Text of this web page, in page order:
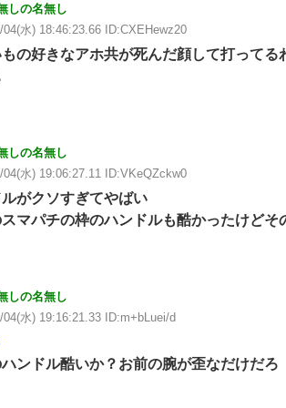
しの名無し
04(水) 18:46:23.66 ID:CXEHewz20
の好きなアホ共が死んだ顔して打ってる
しの名無し
04(水) 19:06:27.11 ID:VKeQZckw0
がクソすぎてやばい
マパチの枠のハンドルも酷かったけどそ
しの名無し
04(水) 19:16:21.33 ID:m+bLuei/d
ンドル酷いか？お前の腕が歪なだけだろ